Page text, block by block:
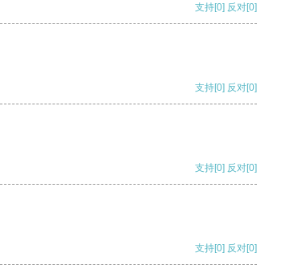
支持[0] 反对[0]
支持[0] 反对[0]
支持[0] 反对[0]
支持[0] 反对[0]